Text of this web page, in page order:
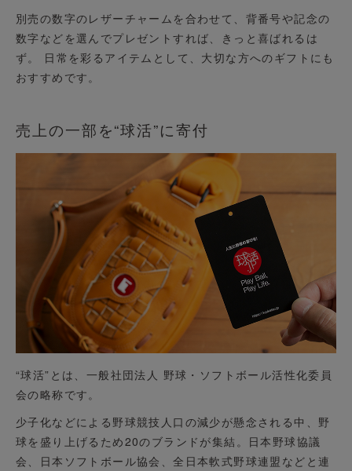
別売の数字のレザーチャームを合わせて、背番号や記念の
数字などを選んでプレゼントすれば、きっと喜ばれるは
ず。 日常を彩るアイテムとして、大切な方へのギフトにも
おすすめです。
売上の一部を“球活”に寄付
“球活”とは、一般社団法人 野球・ソフトボール活性化委員
会の略称です。
少子化などによる野球競技人口の減少が懸念される中、野
球を盛り上げるため20のブランドが集結。日本野球協議
会、日本ソフトボール協会、全日本軟式野球連盟などと連